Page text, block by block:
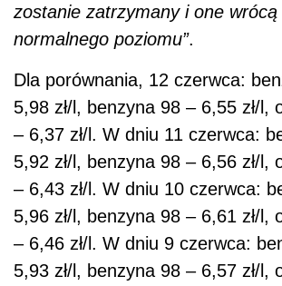
zostanie zatrzymany i one
normalnego poziomu”.
Dla porównania, 12 czerwca:
5,98 zł/l, benzyna 98 – 6,55 zł/l,
– 6,37 zł/l. W dniu 11 czerwca:
5,92 zł/l, benzyna 98 – 6,56 zł/l,
– 6,43 zł/l. W dniu 10 czerwca:
5,96 zł/l, benzyna 98 – 6,61 zł/l,
– 6,46 zł/l. W dniu 9 czerwca:
5,93 zł/l, benzyna 98 – 6,57 zł/l,